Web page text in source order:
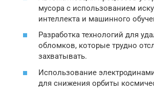
мусора с использованием
интеллекта и машинного
Разработка технологий для
обломков, которые трудно
захватывать.
Использование
для снижения орбиты